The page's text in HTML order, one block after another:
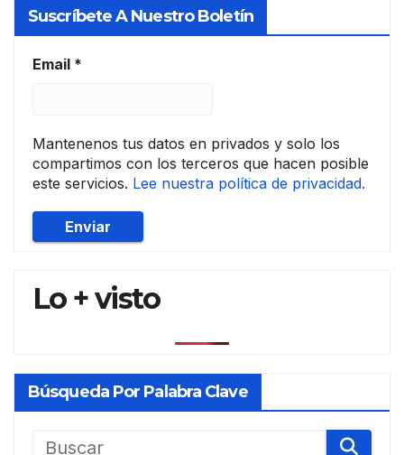
Suscríbete A Nuestro Boletín
Email *
Mantenenos tus datos en privados y solo los
compartimos con los terceros que hacen posible
este servicios. Lee nuestra política de privacidad.
Lo + visto
Búsqueda Por Palabra Clave